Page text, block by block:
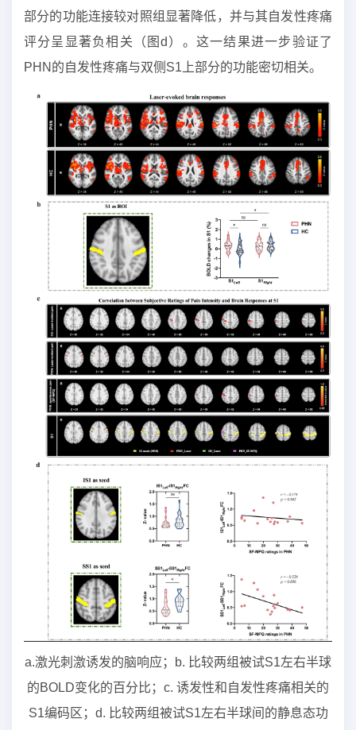
部分的功能连接较对照组显著降低，并与其自发性疼痛
评分呈显著负相关（图d）。这一结果进一步验证了
PHN的自发性疼痛与双侧S1上部分的功能密切相关。
a.激光刺激诱发的脑响应；b. 比较两组被试S1左右半球
的BOLD变化的百分比；c. 诱发性和自发性疼痛相关的
S1编码区；d. 比较两组被试S1左右半球间的静息态功